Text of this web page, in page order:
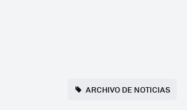
ARCHIVO DE NOTICIAS